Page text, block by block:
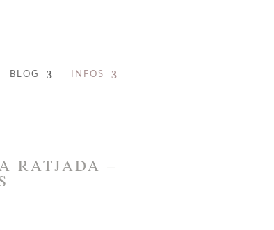
BLOG INFOS
RATJADA –